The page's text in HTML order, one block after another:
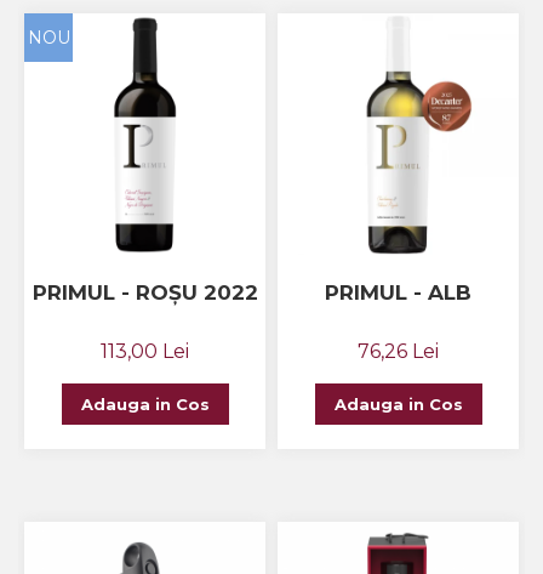
Crama ARAMIC
Crama CORCOVA
Crama PURCARI
Crama HERMEZIU
Grup FRESCOBALDI
VINUL Bikers For Humanity
Crama BALLA GEZA
Vinuri SPANIA
FAUTOR Winery
NOU
PRIMUL - ROȘU 2022
113,00 Lei
Adauga in Cos
PRIMUL - ALB
76,26 Lei
Adauga in Cos